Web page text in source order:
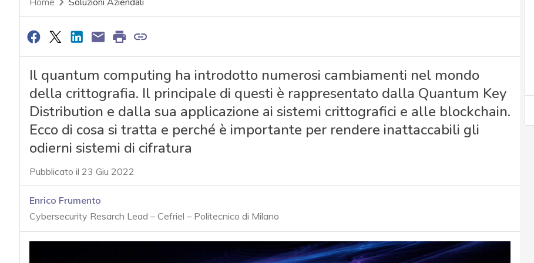
Il quantum computing ha introdotto numerosi cambiamenti nel mondo
della crittografia. Il principale di questi è rappresentato dalla Quantum Key
Distribution e dalla sua applicazione ai sistemi crittografici e alle blockchain.
Ecco di cosa si tratta e perché è importante per rendere inattaccabili gli
odierni sistemi di cifratura
Pubblicato il 23 Giu 2022
Enrico Frumento
Cybersecurity Resarch Lead – Cefriel – Politecnico di Milano